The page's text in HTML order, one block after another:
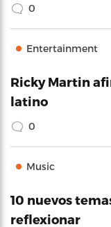
0
Entertainment
Ricky Martin
latino
0
Music
10 nuevos
reflexionar